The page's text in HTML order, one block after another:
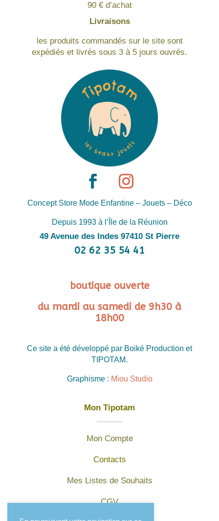
90 € d’achat
Livraisons
les produits commandés sur le site sont
expédiés et livrés sous 3 à 5 jours ouvrés.
Concept Store Mode Enfantine – Jouets – Déco
Depuis 1993 à l’Île de la Réunion
49 Avenue des Indes 97410 St Pierre
02 62 35 54 41
boutique ouverte
du mardi au samedi de 9h30 à
18h00
Ce site a été développé par Boiké Production et
TIPOTAM.
Graphisme : Miou Studio
Mon Tipotam
Mon Compte
Contacts
Mes Listes de Souhaits
CGV